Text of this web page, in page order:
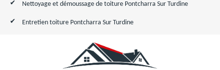
Nettoyage et démoussage de toiture Pontcharra Sur Turdine
Entretien toiture Pontcharra Sur Turdine